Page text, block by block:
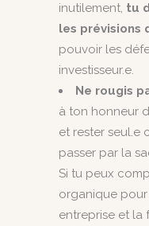
inutilement, tu
les prévisions
pouvoir les
investisseur.e.
Ne rougis
à ton honneur
et rester seul.e
passer par la
Si tu peux
organique
entreprise et la